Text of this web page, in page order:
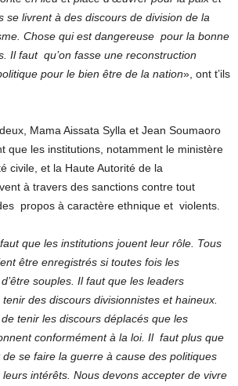
se livrent à des discours de division de la
Chose qui est dangereuse pour la bonne
Il faut qu’on fasse une reconstruction
pour le bien être de la nation», ont t’ils
Mama Aissata Sylla et Jean Soumaoro
que les institutions, notamment le ministère
civile, et la Haute Autorité de la
à travers des sanctions contre tout
propos à caractère ethnique et violents.
que les institutions jouent leur rôle. Tous
être enregistrés si toutes fois les
souples. Il faut que les leaders
des discours divisionnistes et haineux.
de tenir les discours déplacés que les
conformément à la loi. Il faut plus que
se faire la guerre à cause des politiques
intérêts. Nous devons accepter de vivre